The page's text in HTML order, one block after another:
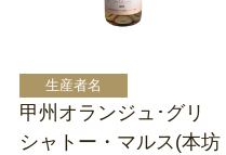
甲州オランジュ･グリ
シャトー・マルス(本坊